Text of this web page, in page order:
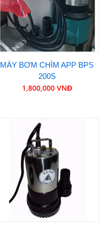
MÁY BƠM CHÌM APP BPS
200S
1,800,000 VNĐ